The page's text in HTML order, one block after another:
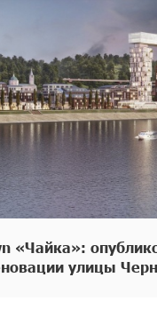
«Чайка»:
улицы